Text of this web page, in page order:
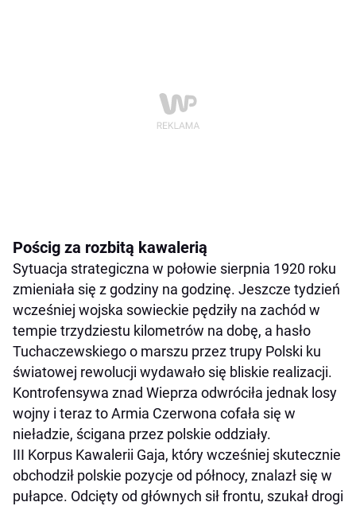
Pościg za rozbitą kawalerią
Sytuacja strategiczna w połowie sierpnia 1920 roku
zmieniała się z godziny na godzinę. Jeszcze tydzień
wcześniej wojska sowieckie pędziły na zachód w
tempie trzydziestu kilometrów na dobę, a hasło
Tuchaczewskiego o marszu przez trupy Polski ku
światowej rewolucji wydawało się bliskie realizacji.
Kontrofensywa znad Wieprza odwróciła jednak losy
wojny i teraz to Armia Czerwona cofała się w
nieładzie, ścigana przez polskie oddziały.
III Korpus Kawalerii Gaja, który wcześniej skutecznie
obchodził polskie pozycje od północy, znalazł się w
pułapce. Odcięty od głównych sił frontu, szukał drogi